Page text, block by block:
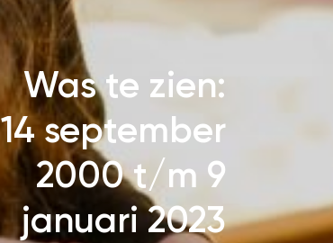
Was te zien:
14 september
2000 t/m 9
januari 2023